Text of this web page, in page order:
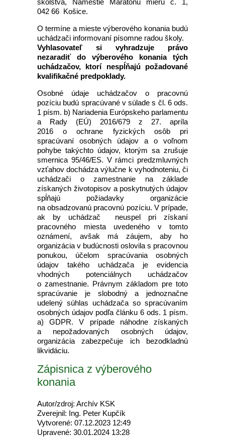
školstva, Námestie Maratónu mieru č. 1,
042 66 Košice.
O termíne a mieste výberového konania budú
uchádzači informovaní písomne radou školy.
Vyhlasovateľ si vyhradzuje právo
nezaradiť do výberového konania tých
uchádzačov, ktorí nespĺňajú požadované
kvalifikačné predpoklady.
Osobné údaje uchádzačov o pracovnú
pozíciu budú spracúvané v súlade s čl. 6 ods.
1 písm. b) Nariadenia Európskeho parlamentu
a Rady (EÚ) 2016/679 z 27. apríla
2016 o ochrane fyzických osôb pri
spracúvaní osobných údajov a o voľnom
pohybe takýchto údajov, ktorým sa zrušuje
smernica 95/46/ES. V rámci predzmluvných
vzťahov dochádza výlučne k vyhodnoteniu, či
uchádzači o zamestnanie na základe
získaných životopisov a poskytnutých údajov
spĺňajú požiadavky organizácie
na obsadzovanú pracovnú pozíciu. V prípade,
ak by uchádzač neuspel pri získaní
pracovného miesta uvedeného v tomto
oznámení, avšak má záujem, aby ho
organizácia v budúcnosti oslovila s pracovnou
ponukou, účelom spracúvania osobných
údajov takého uchádzača je evidencia
vhodných potenciálnych uchádzačov
o zamestnanie. Právnym základom pre toto
spracúvanie je slobodný a jednoznačne
udelený súhlas uchádzača so spracúvaním
osobných údajov podľa článku 6 ods. 1 písm.
a) GDPR. V prípade náhodne získaných
a nepožadovaných osobných údajov,
organizácia zabezpečuje ich bezodkladnú
likvidáciu.
Zápisnica z výberového
konania
Autor/zdroj: Archív KSK
Zverejnil: Ing. Peter Kupčík
Vytvorené: 07.12.2023 12:49
Upravené: 30.01.2024 13:28